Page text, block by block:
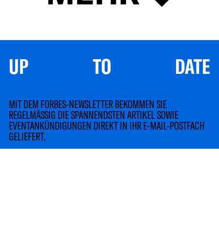
UP TO DATE
MIT DEM FORBES-NEWSLETTER BEKOMMEN SIE
REGELMÄSSIG DIE SPANNENDSTEN ARTIKEL SOWIE
EVENTANKÜNDIGUNGEN DIREKT IN IHR E-MAIL-POSTFACH
GELIEFERT.